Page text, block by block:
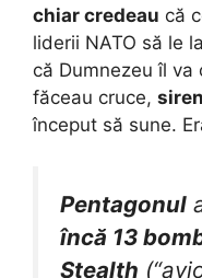
chiar credeau că
liderii NATO să le
că Dumnezeu îl va
făceau cruce,
început să sune.
Pentagonul
încă 13
Stealth